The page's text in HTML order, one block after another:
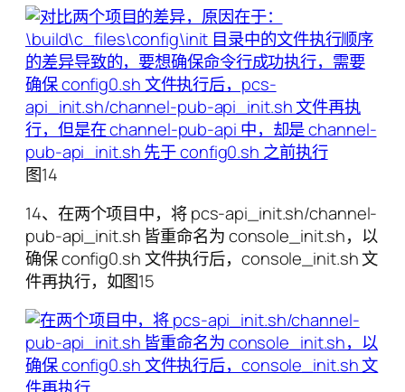
图14
14、在两个项目中，将 pcs-api_init.sh/channel-
pub-api_init.sh 皆重命名为 console_init.sh，以
确保 config0.sh 文件执行后，console_init.sh 文
件再执行，如图15